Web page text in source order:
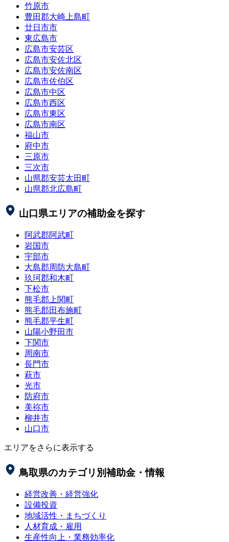
竹原市
豊田郡大崎上島町
廿日市市
東広島市
広島市安芸区
広島市安佐北区
広島市安佐南区
広島市佐伯区
広島市中区
広島市西区
広島市東区
広島市南区
福山市
府中市
三原市
三次市
山県郡安芸太田町
山県郡北広島町
山口県エリアの補助金を探す
阿武郡阿武町
岩国市
宇部市
大島郡周防大島町
玖珂郡和木町
下松市
熊毛郡上関町
熊毛郡田布施町
熊毛郡平生町
山陽小野田市
下関市
周南市
長門市
萩市
光市
防府市
美祢市
柳井市
山口市
エリアをさらに表示する
鳥取県のカテゴリ別補助金・情報
経営改善・経営強化
設備投資
地域活性・まちづくり
人材育成・雇用
生産性向上・業務効率化